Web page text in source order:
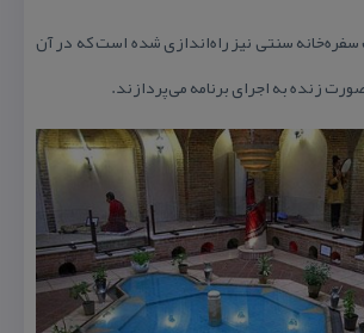
سنتی نیز راه‌اندازی شده است كه در آن
زنده به اجرای برنامه می‌پردازند.